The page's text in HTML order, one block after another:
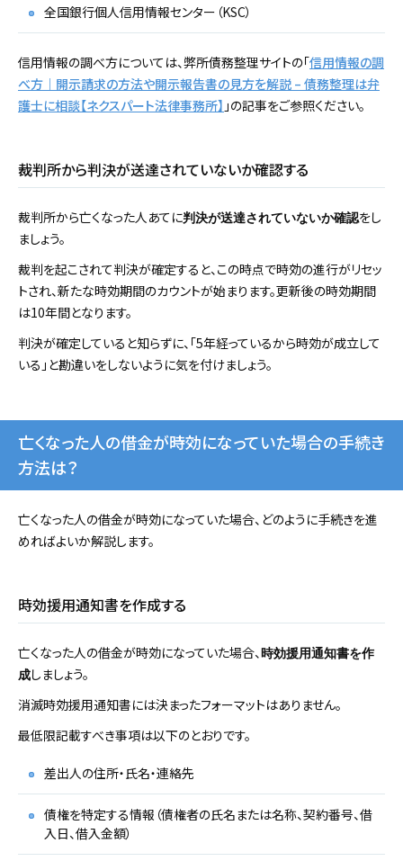
全国銀行個人信用情報センター（KSC）
信用情報の調べ方については、弊所債務整理サイトの「信用情報の調
べ方｜開示請求の方法や開示報告書の見方を解説 – 債務整理は弁
護士に相談【ネクスパート法律事務所】 」の記事をご参照ください。
裁判所から判決が送達されていないか確認する
裁判所から亡くなった人あてに判決が送達されていないか確認をし
ましょう。
裁判を起こされて判決が確定すると、この時点で時効の進行がリセッ
トされ、新たな時効期間のカウントが始まります。更新後の時効期間
は10年間となります。
判決が確定していると知らずに、「5年経っているから時効が成立して
いる」と勘違いをしないように気を付けましょう。
亡くなった人の借金が時効になっていた場合の手続き
方法は？
亡くなった人の借金が時効になっていた場合、どのように手続きを進
めればよいか解説します。
時効援用通知書を作成する
亡くなった人の借金が時効になっていた場合、 時効援用通知書を作
成しましょう。
消滅時効援用通知書には決まったフォーマットはありません。
最低限記載すべき事項は以下のとおりです。
差出人の住所・氏名・連絡先
債権を特定する情報（債権者の氏名または名称、契約番号、借
入日、借入金額）